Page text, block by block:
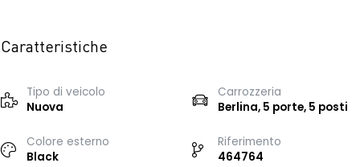
Caratteristiche
Tipo di veicolo
Nuova
Carrozzeria
Berlina, 5 porte, 5 posti
Colore esterno
Black
Riferimento
464764